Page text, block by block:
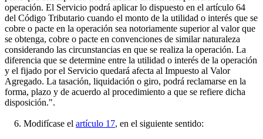
operación. El Servicio podrá aplicar lo dispuesto en el artículo 64
del Código Tributario cuando el monto de la utilidad o interés que se
cobre o pacte en la operación sea notoriamente superior al valor que
se obtenga, cobre o pacte en convenciones de similar naturaleza
considerando las circunstancias en que se realiza la operación. La
diferencia que se determine entre la utilidad o interés de la operación
y el fijado por el Servicio quedará afecta al Impuesto al Valor
Agregado. La tasación, liquidación o giro, podrá reclamarse en la
forma, plazo y de acuerdo al procedimiento a que se refiere dicha
disposición.".
6. Modifícase el artículo 17, en el siguiente sentido: